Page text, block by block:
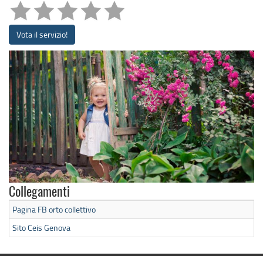
Vota il servizio!
Collegamenti
Pagina FB orto collettivo
Sito Ceis Genova